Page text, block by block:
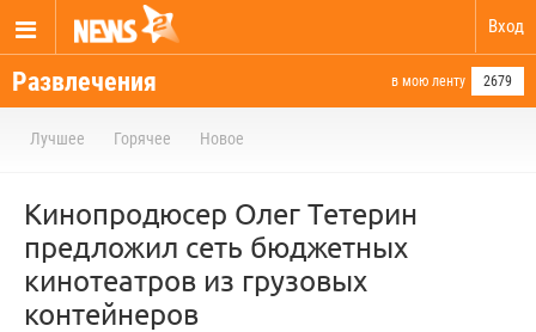
Вход
Развлечения в мою ленту 2679
Лучшее Горячее Новое
Кинопродюсер Олег Тетерин
предложил сеть бюджетных
кинотеатров из грузовых
контейнеров